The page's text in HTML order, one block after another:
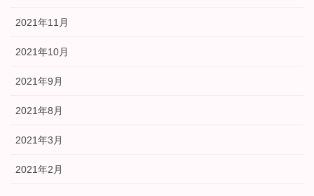
2021年11月
2021年10月
2021年9月
2021年8月
2021年3月
2021年2月